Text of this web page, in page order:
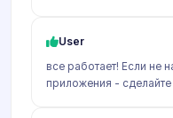
User
все работает! Если не
приложения - сделайте